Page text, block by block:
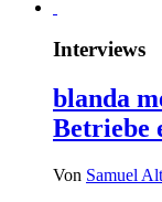
Interviews
blanda
Betriebe
Von Samuel